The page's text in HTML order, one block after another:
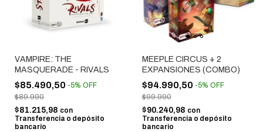
VAMPIRE: THE
MASQUERADE - RIVALS
$85.490,50 -5% OFF
$89.990
$81.215,98 con
Transferencia o depósito
bancario
MEEPLE CIRCUS + 2
EXPANSIONES (COMBO)
$94.990,50 -5% OFF
$99.990
$90.240,98 con
Transferencia o depósito
bancario